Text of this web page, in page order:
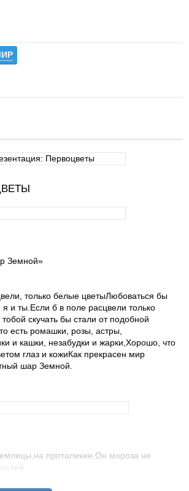
Земной»
только белые цветыЛюбоваться бы
я и ты.Если б в поле расцвели только
скучать бы стали от подобной
есть ромашки, розы, астры,
и кашки, незабудки и жарки,Хорошо, что
глаз и кожиКак прекрасен мир
шар Земной.
проталинке,Он мороза не